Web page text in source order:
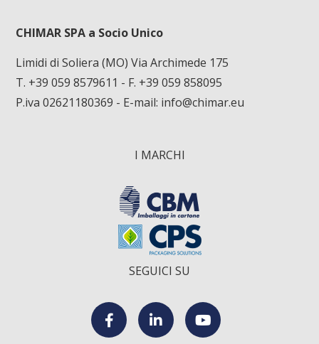
CHIMAR SPA a Socio Unico
Limidi di Soliera (MO) Via Archimede 175
T. +39 059 8579611 - F. +39 059 858095
P.iva 02621180369 - E-mail: info@chimar.eu
I MARCHI
SEGUICI SU